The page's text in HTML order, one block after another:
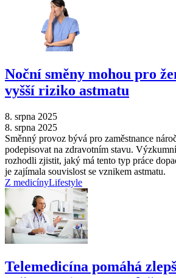
Noční směny mohou pro
vyšší riziko astmatu
8. srpna 2025
8. srpna 2025
Směnný provoz bývá pro zaměstnance
podepisovat na zdravotním stavu.
rozhodli zjistit, jaký má tento typ práce
je zajímala souvislost se vznikem astmatu.
Z medicínyLifestyle
Telemedicína pomáhá